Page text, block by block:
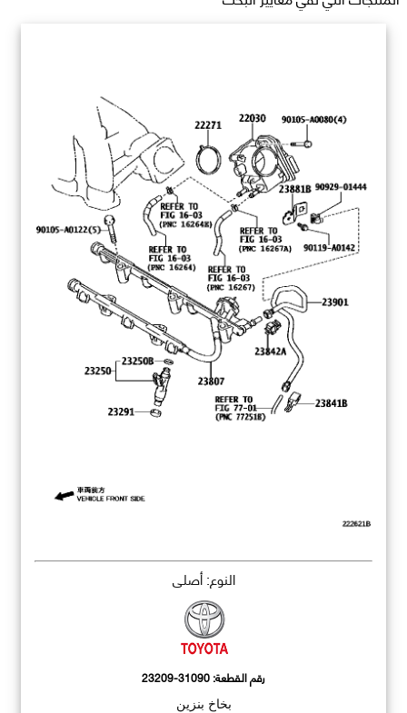
النوع: أصلي
رقم القطعة:23209-31090
بخاخ بنزين